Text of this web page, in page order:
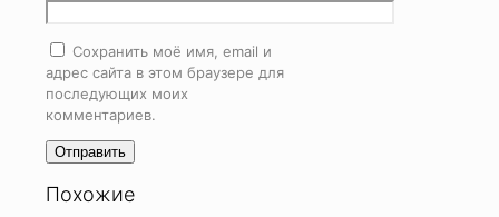
Сохранить моё имя, email и
адрес сайта в этом браузере для
последующих моих
комментариев.
Похожие